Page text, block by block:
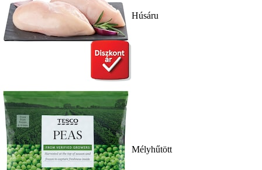
Húsáru
Mélyhűtött